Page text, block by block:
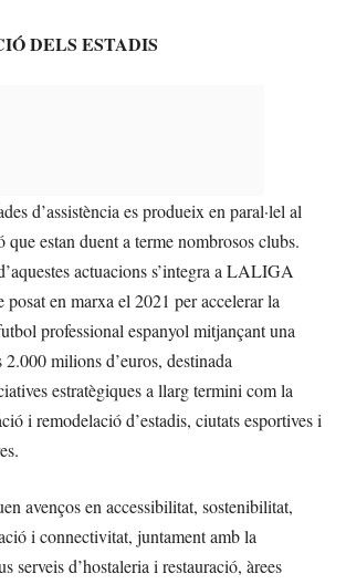
DELS ESTADIS
d’assistència es produeix en paral·lel al
que estan duent a terme nombrosos clubs.
actuacions s’integra a LALIGA
en marxa el 2021 per accelerar la
professional espanyol mitjançant una
milions d’euros, destinada
estratègiques a llarg termini com la
i remodelació d’estadis, ciutats esportives i
avenços en accessibilitat, sostenibilitat,
i connectivitat, juntament amb la
serveis d’hostaleria i restauració, àrees